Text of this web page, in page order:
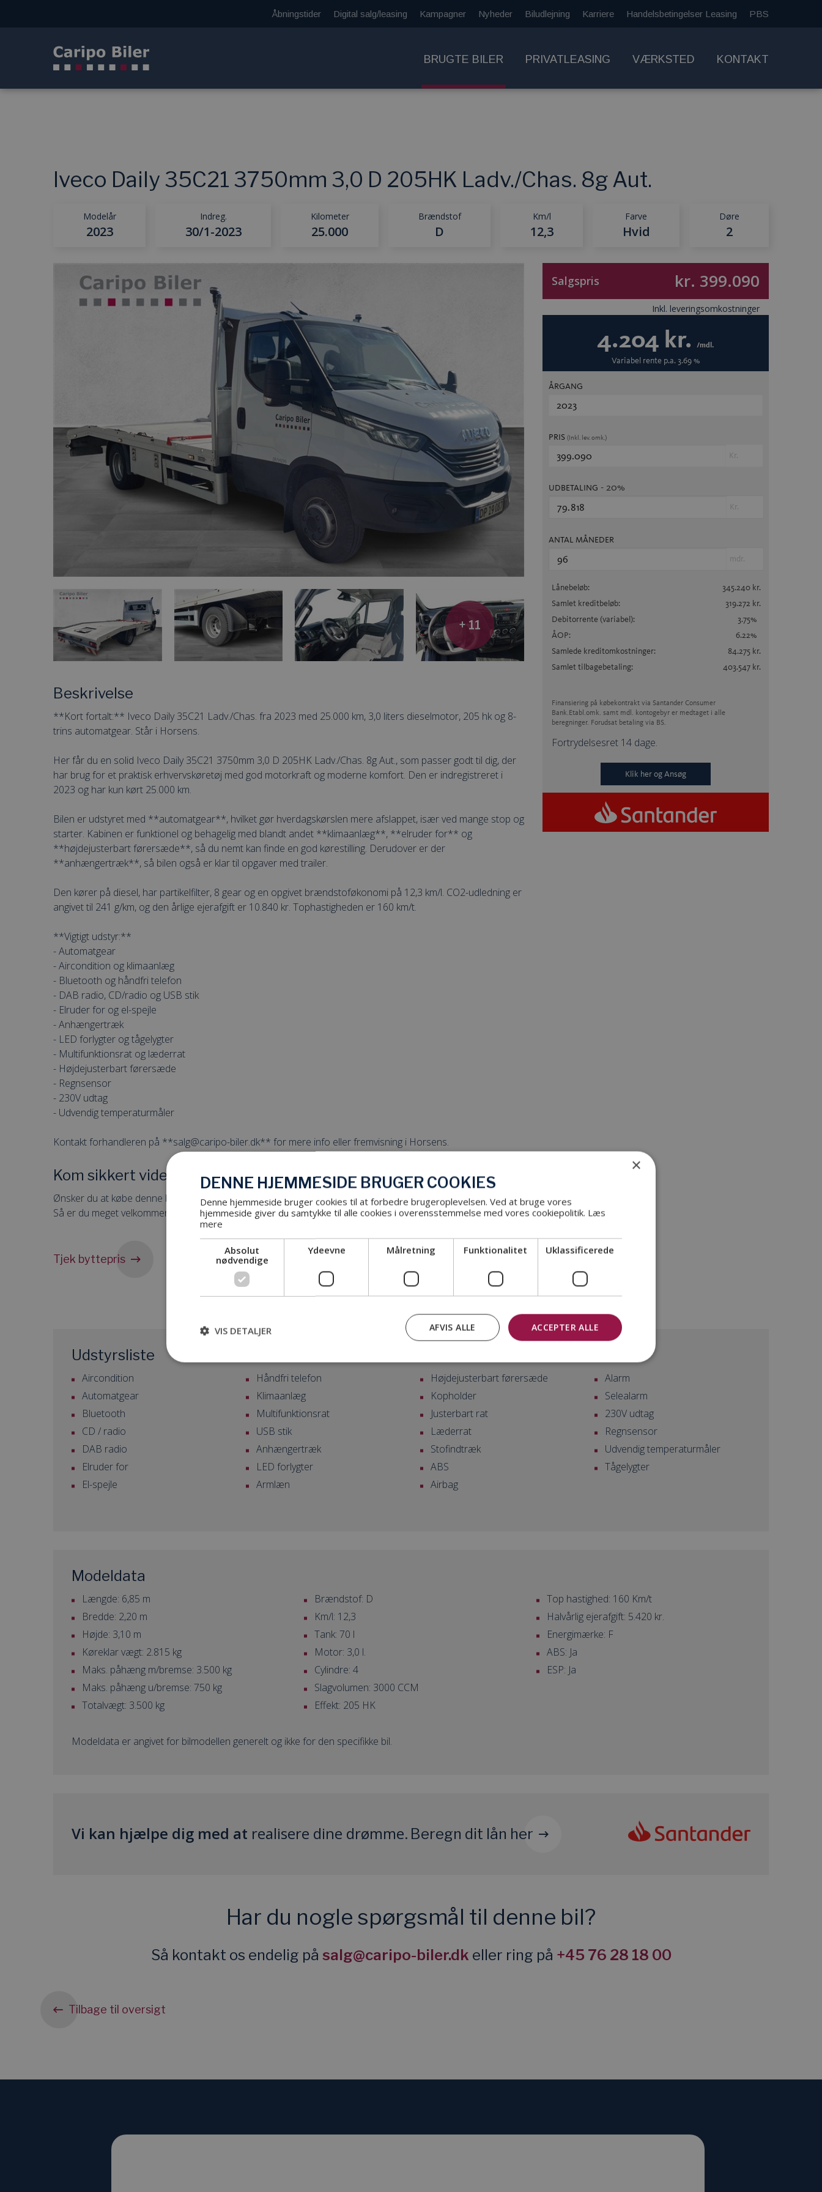
Åbningstider Digital salg/leasing Kampagner Nyheder Biludlejning Karriere Handelsbetingelser Leasing PBS
BRUGTE BILER PRIVATLEASING VÆRKSTED KONTAKT
Iveco Daily 35C21 3750mm 3,0 D 205HK Ladv./Chas. 8g Aut.
Modelår
2023
Indreg.
30/1-2023
Kilometer
25.000
Brændstof
D
Km/l
12,3
Farve
Hvid
Døre
2
+ 11
Beskrivelse
**Kort fortalt:** Iveco Daily 35C21 Ladv./Chas. fra 2023 med 25.000 km, 3,0 liters dieselmotor, 205 hk og 8-
trins automatgear. Står i Horsens.
Her får du en solid Iveco Daily 35C21 3750mm 3,0 D 205HK Ladv./Chas. 8g Aut., som passer godt til dig, der
har brug for et praktisk erhvervskøretøj med god motorkraft og moderne komfort. Den er indregistreret i
2023 og har kun kørt 25.000 km.
Bilen er udstyret med **automatgear**, hvilket gør hverdagskørslen mere afslappet, især ved mange stop og
starter. Kabinen er funktionel og behagelig med blandt andet **klimaanlæg**, **elruder for** og
**højdejusterbart førersæde**, så du nemt kan finde en god kørestilling. Derudover er der
**anhængertræk**, så bilen også er klar til opgaver med trailer.
Den kører på diesel, har partikelfilter, 8 gear og en opgivet brændstoføkonomi på 12,3 km/l. CO2-udledning er
angivet til 241 g/km, og den årlige ejerafgift er 10.840 kr. Tophastigheden er 160 km/t.
**Vigtigt udstyr:**
- Automatgear
- Aircondition og klimaanlæg
- Bluetooth og håndfri telefon
- DAB radio, CD/radio og USB stik
- Elruder for og el-spejle
- Anhængertræk
- LED forlygter og tågelygter
- Multifunktionsrat og læderrat
- Højdejusterbart førersæde
- Regnsensor
- 230V udtag
- Udvendig temperaturmåler
Kontakt forhandleren på **salg@caripo-biler.dk** for mere info eller fremvisning i Horsens.
Kom sikkert videre
Ønsker du at købe denne bil eller har du nogle spørgsmål?
Så er du meget velkommen til at skrive til os påsalg@caripo-biler.dkeller ringe på+45 76 28 18 00 .
Tjek byttepris Book prøvetur
Salgspris kr. 399.090
Inkl. leveringsomkostninger
4.204 kr. /mdl.
Variabelrente p.a. 3.69%
ÅRGANG
PRIS (Inkl. lev. omk.)
Kr.
UDBETALING - 20%
Kr.
ANTAL MÅNEDER
mdr.
Lånebeløb: 345.240 kr.
Samlet kreditbeløb:
319.272 kr.
Debitorrente (variabel): 3.75%
ÅOP:
6.22%
Samlede kreditomkostninger:
84.275 kr.
Samlet tilbagebetaling:
403.547 kr.
Finansiering på købekontrakt via Santander Consumer
Bank.Etabl.omk. samt mdl. kontogebyr er medtaget i alle
beregninger. Forudsat betaling via BS.
Fortrydelsesret 14 dage.
Klik her og Ansøg
Udstyrsliste
Aircondition
Automatgear
Bluetooth
CD / radio
DAB radio
Elruder for
El-spejle
Håndfri telefon
Klimaanlæg
Multifunktionsrat
USB stik
Anhængertræk
LED forlygter
Armlæn
Højdejusterbart førersæde
Kopholder
Justerbart rat
Læderrat
Stofindtræk
ABS
Airbag
Alarm
Selealarm
230V udtag
Regnsensor
Udvendig temperaturmåler
Tågelygter
Modeldata
Længde: 6,85 m
Bredde: 2,20 m
Højde: 3,10 m
Køreklar vægt: 2.815 kg
Maks. påhæng m/bremse: 3.500 kg
Maks. påhæng u/bremse: 750 kg
Totalvægt: 3.500 kg
Brændstof: D
Km/l: 12,3
Tank: 70 l
Motor: 3,0 l.
Cylindre: 4
Slagvolumen: 3000 CCM
Effekt: 205 HK
Top hastighed: 160 Km/t
Halvårlig ejerafgift: 5.420 kr.
Energimærke: F
ABS: Ja
ESP: Ja
Modeldata er angivet for bilmodellen generelt og ikke for den specifikke bil.
Vi kan hjælpe dig med at realisere dine drømme. Beregn dit lån her
Har du nogle spørgsmål til denne bil?
Så kontakt os endelig på salg@caripo-biler.dk eller ring på +45 76 28 18 00
Tilbage til oversigt
×
DENNE HJEMMESIDE BRUGER COOKIES
Denne hjemmeside bruger cookies til at forbedre brugeroplevelsen. Ved at bruge vores
hjemmeside giver du samtykke til alle cookies i overensstemmelse med vores cookiepolitik. Læs
mere
Absolut
nødvendige
Ydeevne Målretning Funktionalitet Uklassificerede
ACCEPTER ALLE
AFVIS ALLE
VIS DETALJER